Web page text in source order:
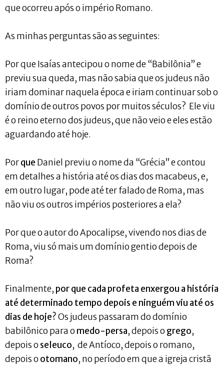
que ocorreu após o império Romano.
As minhas perguntas são as seguintes:
Por que Isaías antecipou o nome de “Babilônia” e
previu sua queda, mas não sabia que os judeus não
iriam dominar naquela época e iriam continuar sob o
domínio de outros povos por muitos séculos? Ele viu
é o reino eterno dos judeus, que não veio e eles estão
aguardando até hoje.
Porque Daniel previu o nome da “Grécia” e contou
em detalhes a história até os dias dos macabeus, e,
em outro lugar, pode até ter falado de Roma, mas
não viu os outros impérios posteriores a ela?
Por que o autor do Apocalipse, vivendo nos dias de
Roma, viu só mais um domínio gentio depois de
Roma?
Finalmente, por que cada profeta enxergou a história
até determinado tempo depois e ninguém viu até os
dias de hoje?Os judeus passaram do domínio
babilônico para o medo-persa, depois o grego,
depois o seleuco, de Antíoco, depois o romano,
depois o otomano, no período em que a igreja cristã